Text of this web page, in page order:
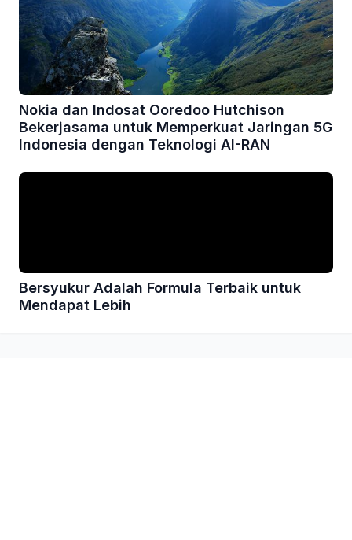
Nokia dan Indosat Ooredoo Hutchison
Bekerjasama untuk Memperkuat Jaringan 5G
Indonesia dengan Teknologi AI-RAN
Bersyukur Adalah Formula Terbaik untuk
Mendapat Lebih